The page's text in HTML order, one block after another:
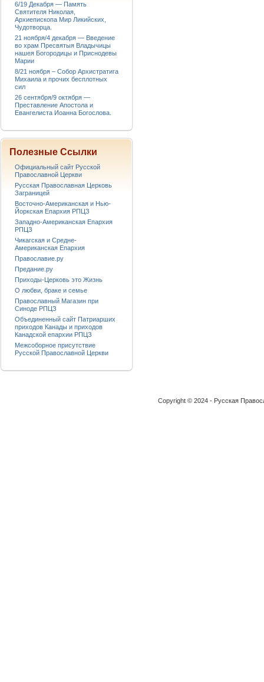
6/19 Декабря — Память
Святителя Николая,
Архиепископа Мир Ликийских,
Чудотворца.
21 ноября/4 декабря — Введение
во храм Пресвятыя Владычицы
нашея Богородицы и Приснодевы
Марии
8/21 ноября – Собор Архистратига
Михаила и прочих бесплотных
сил
26 сентября/9 октября —
Преставление Апостола и
Евангелиста Иоанна Богослова.
Полезные Ссылки
Официальный сайт Русской
Православной Церкви
Русская Православная Церковь
Заграницей
Восточно-Американская и Нью-
Йоркская Епархия РПЦЗ
Западно-Американская Епархия
РПЦЗ
Чикагская и Средне-
Американская Епархия
Православие.ру
Предание.ру
Приходы-Церковь это Жизнь
О любви, браке и семье
Православный Магазин при
Синоде РПЦЗ
Объединенный сайт Патриарших
приходов Канады и приходов
Канадской епархии РПЦЗ
Межсоборное присутствие
Русской Православной Церкви
Copyright © 2024 - Русская